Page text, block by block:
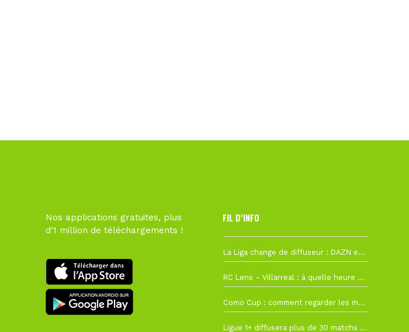
Nos applications gratuites, plus
d'1 million de téléchargements !
FIL D’INFO
La Liga change de diffuseur : DAZN et Disney+ remplacent beIN Sports !
RC Lens – Villarreal : à quelle heure et sur quelle chaîne voir la finale de la Como Cup ?
Como Cup : comment regarder les matchs du RC Lens en direct ?
Ligue 1+ diffusera plus de 30 matchs amicaux avant la reprise de la Ligue 1